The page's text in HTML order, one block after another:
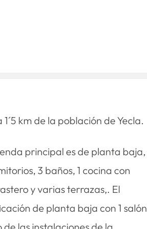
km de la población de Yecla.
principal es de planta baja,
3 baños, 1 cocina con
y varias terrazas,. El
de planta baja con 1 salón